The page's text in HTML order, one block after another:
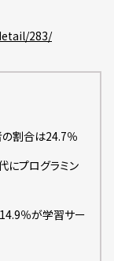
283/
割合は24.7％
にプログラミン
％が学習サー